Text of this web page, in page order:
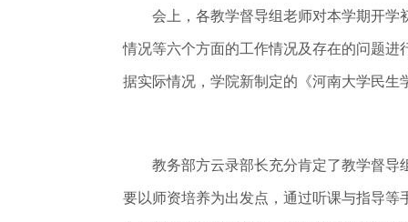
会上，各教学督导组老师对本学期开学初
情况等六个方面的工作情况及存在的问题
据实际情况，学院新制定的《河南大学民
教务部方云录部长充分肯定了教学督导组
要以师资培养为出发点，通过听课与指导